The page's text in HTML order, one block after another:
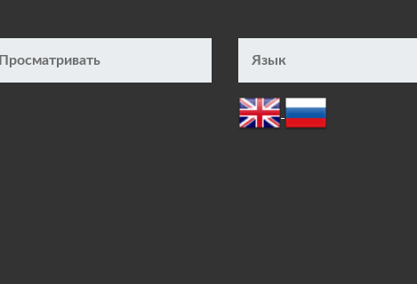
Просматривать Язык